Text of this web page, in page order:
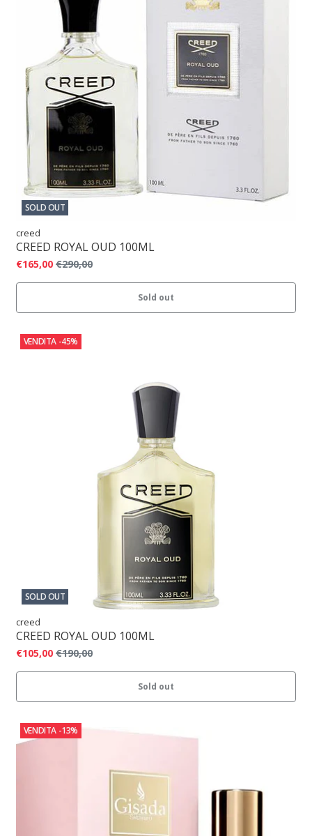
SOLD OUT
creed
CREED ROYAL OUD 100ML
€165,00 €290,00
Sold out
VENDITA -45%
SOLD OUT
creed
CREED ROYAL OUD 100ML
€105,00 €190,00
Sold out
VENDITA -13%